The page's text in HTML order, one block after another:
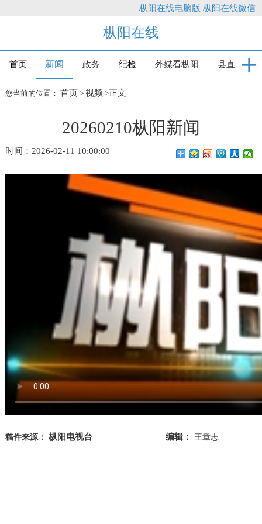
枞阳在线电脑版 枞阳在线微信
枞阳在线
首页 新闻 政务 纪检 外媒看枞阳 县直
您当前的位置： 首页 > 视频 >正文
20260210枞阳新闻
时间：2026-02-11 10:00:00
稿件来源： 枞阳电视台 编辑： 王章志